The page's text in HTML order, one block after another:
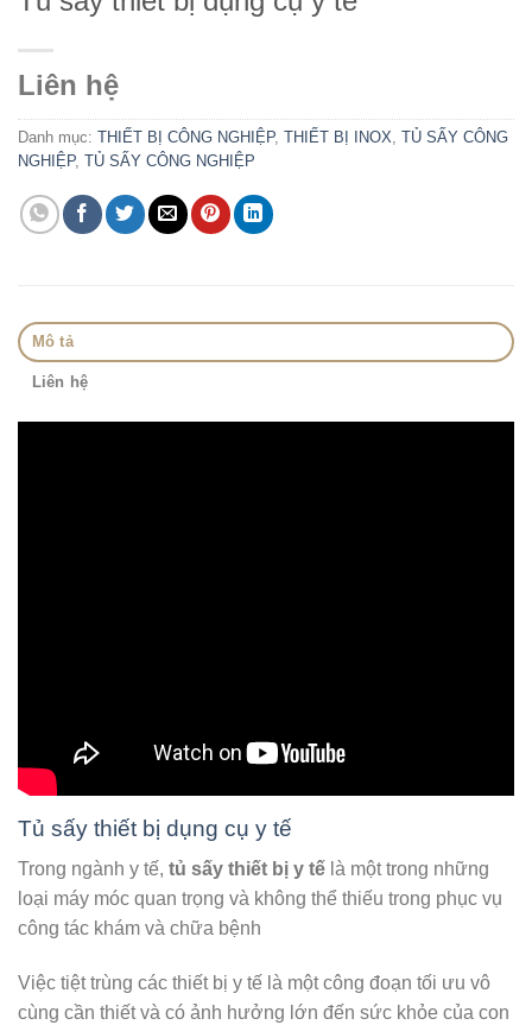
Liên hệ
Danh mục: THIẾT BỊ CÔNG NGHIỆP, THIẾT BỊ INOX, TỦ SẤY CÔNG
NGHIỆP, TỦ SẤY CÔNG NGHIỆP
Mô tả
Liên hệ
Tủ sấy thiết bị dụng cụ y tế
Trong ngành y tế, tủ sấy thiết bị y tế là một trong những
loại máy móc quan trọng và không thể thiếu trong phục vụ
công tác khám và chữa bệnh
Việc tiệt trùng các thiết bị y tế là một công đoạn tối ưu vô
cùng cần thiết và có ảnh hưởng lớn đến sức khỏe của con